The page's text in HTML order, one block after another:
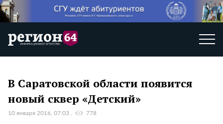
В Саратовской области появится
новый сквер «Детский»
10 января 2016, 07:03 778